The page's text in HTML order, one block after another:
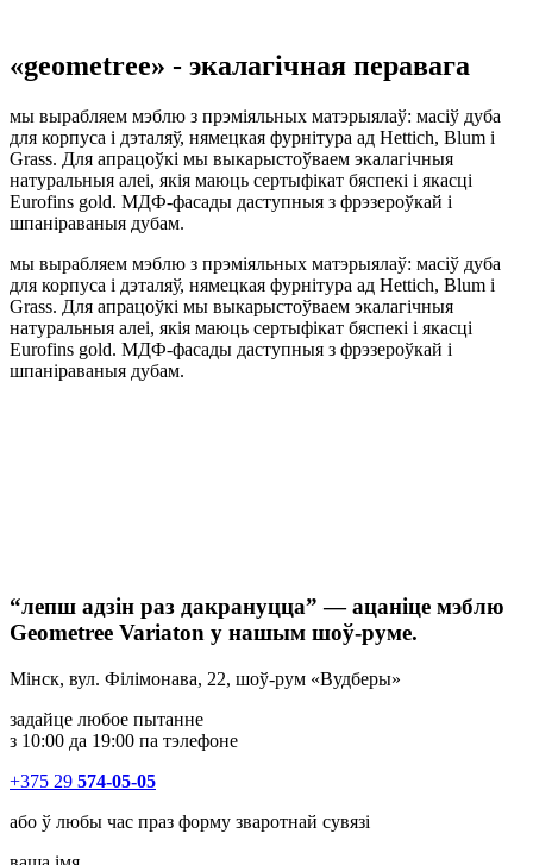
«geometree» - экалагічная перавага
мы вырабляем мэблю з прэміяльных матэрыялаў: масіў дуба
для корпуса і дэталяў, нямецкая фурнітура ад Hettich, Blum і
Grass. Для апрацоўкі мы выкарыстоўваем экалагічныя
натуральныя алеі, якія маюць сертыфікат бяспекі і якасці
Eurofins gold. МДФ-фасады даступныя з фрэзероўкай і
шпаніраваныя дубам.
мы вырабляем мэблю з прэміяльных матэрыялаў: масіў дуба
для корпуса і дэталяў, нямецкая фурнітура ад Hettich, Blum і
Grass. Для апрацоўкі мы выкарыстоўваем экалагічныя
натуральныя алеі, якія маюць сертыфікат бяспекі і якасці
Eurofins gold. МДФ-фасады даступныя з фрэзероўкай і
шпаніраваныя дубам.
“лепш адзін раз дакрануцца” — ацаніце мэблю
Geometree Variaton у нашым шоў-руме.
Мінск, вул. Філімонава, 22, шоў-рум «Вудберы»
задайце любое пытанне
з 10:00 да 19:00 па тэлефоне
+375 29 574-05-05
або ў любы час праз форму зваротнай сувязі